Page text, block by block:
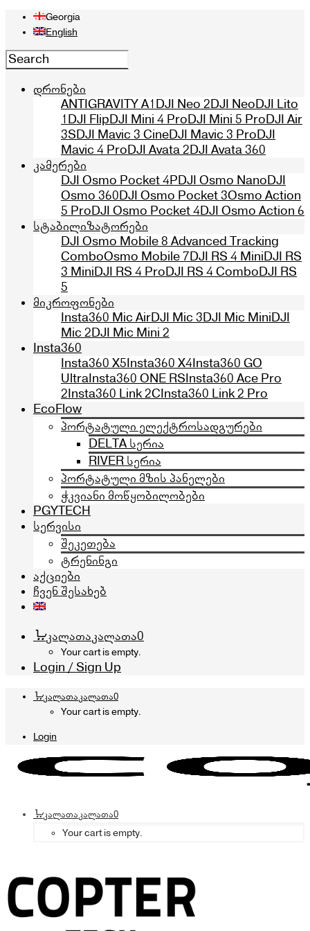
Georgia
English
დრონები
ANTIGRAVITY A1DJI Neo 2DJI NeoDJI Lito
1DJI FlipDJI Mini 4 ProDJI Mini 5 ProDJI Air
3SDJI Mavic 3 CineDJI Mavic 3 ProDJI
Mavic 4 ProDJI Avata 2DJI Avata 360
კამერები
DJI Osmo Pocket 4PDJI Osmo NanoDJI
Osmo 360DJI Osmo Pocket 3Osmo Action
5 ProDJI Osmo Pocket 4DJI Osmo Action 6
სტაბილიზატორები
DJI Osmo Mobile 8 Advanced Tracking
ComboOsmo Mobile 7DJI RS 4 MiniDJI RS
3 MiniDJI RS 4 ProDJI RS 4 ComboDJI RS
5
მიკროფონები
Insta360 Mic AirDJI Mic 3DJI Mic MiniDJI
Mic 2DJI Mic Mini 2
Insta360
Insta360 X5Insta360 X4Insta360 GO
UltraInsta360 ONE RSInsta360 Ace Pro
2Insta360 Link 2CInsta360 Link 2 Pro
EcoFlow
პორტატული ელექტროსადგურები
DELTA სერია
RIVER სერია
პორტატული მზის პანელები
ჭკვიანი მოწყობილობები
PGYTECH
სერვისი
შეკეთება
ტრენინგი
აქციები
ჩვენ შესახებ
კალათაკალათა0
Your cart is empty.
Login / Sign Up
კალათაკალათა0
Your cart is empty.
Login
კალათაკალათა0
Your cart is empty.